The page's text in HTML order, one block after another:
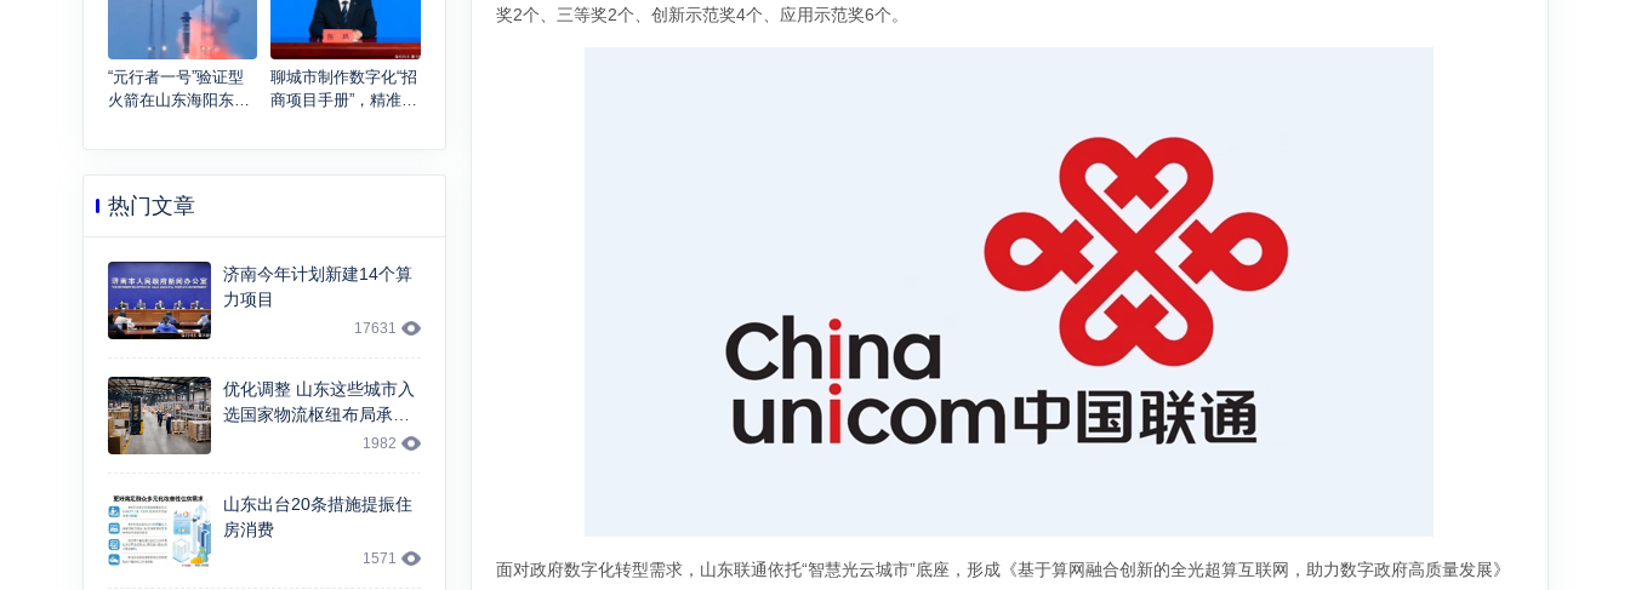
“元行者一号”验证型
火箭在山东海阳东方
发射回收试验
聊城市制作数字化“招
商项目手册”，精准绘
热门文章
济南今年计划新建14个算
力项目
17631
优化调整 山东这些城市入
选国家物流枢纽布局承载
1982
山东出台20条措施提振住
房消费
1571
奖2个、三等奖2个、创新示范奖4个、应用示范奖6个。
面对政府数字化转型需求，山东联通依托“智慧光云城市”底座，形成《基于算网融合创新的全光超算互联网，助力数字政府高质量发展》